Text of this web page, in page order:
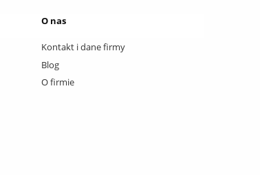
O nas
Kontakt i dane firmy
Blog
O firmie